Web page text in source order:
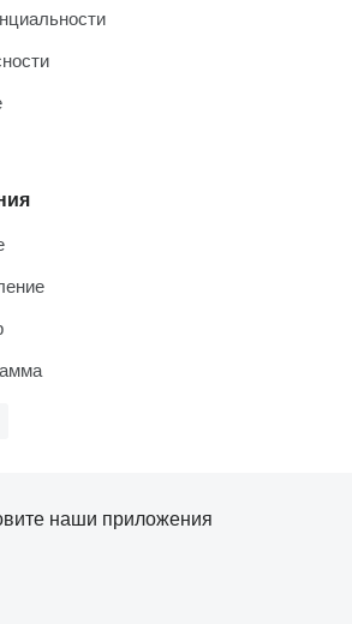
наши приложения